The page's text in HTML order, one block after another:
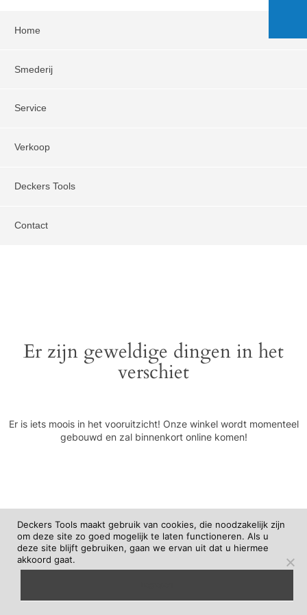
Home
Smederij
Service
Verkoop
Deckers Tools
Contact
Er zijn geweldige dingen in het
verschiet
Er is iets moois in het vooruitzicht! Onze winkel wordt momenteel
gebouwd en zal binnenkort online komen!
Deckers Tools maakt gebruik van cookies, die noodzakelijk zijn
om deze site zo goed mogelijk te laten functioneren. Als u
deze site blijft gebruiken, gaan we ervan uit dat u hiermee
akkoord gaat.